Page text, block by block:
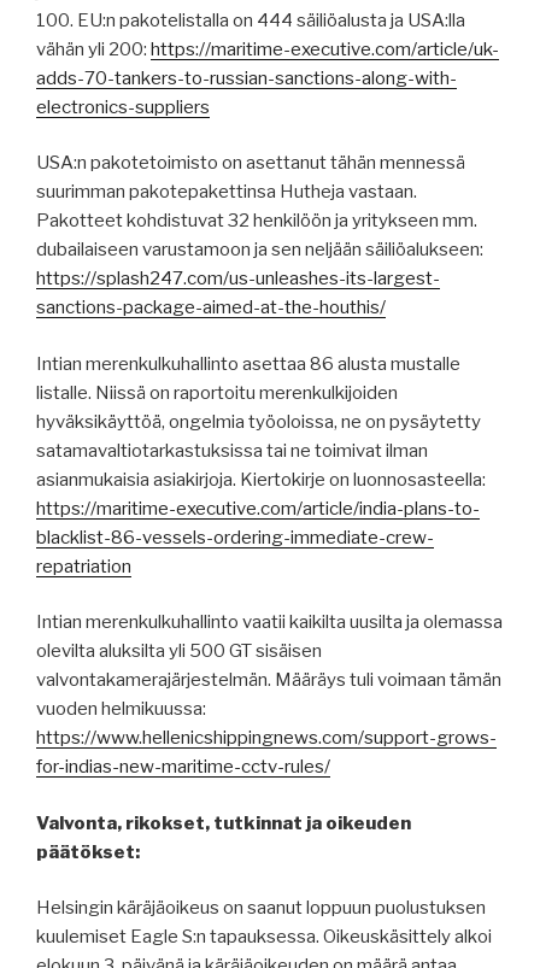
100. EU:n pakotelistalla on 444 säiliöalusta ja USA:lla
vähän yli 200: https://maritime-executive.com/article/uk-
adds-70-tankers-to-russian-sanctions-along-with-
electronics-suppliers
USA:n pakotetoimisto on asettanut tähän mennessä
suurimman pakotepakettinsa Hutheja vastaan.
Pakotteet kohdistuvat 32 henkilöön ja yritykseen mm.
dubailaiseen varustamoon ja sen neljään säiliöalukseen:
https://splash247.com/us-unleashes-its-largest-
sanctions-package-aimed-at-the-houthis/
Intian merenkulkuhallinto asettaa 86 alusta mustalle
listalle. Niissä on raportoitu merenkulkijoiden
hyväksikäyttöä, ongelmia työoloissa, ne on pysäytetty
satamavaltiotarkastuksissa tai ne toimivat ilman
asianmukaisia asiakirjoja. Kiertokirje on luonnosasteella:
https://maritime-executive.com/article/india-plans-to-
blacklist-86-vessels-ordering-immediate-crew-
repatriation
Intian merenkulkuhallinto vaatii kaikilta uusilta ja olemassa
olevilta aluksilta yli 500 GT sisäisen
valvontakamerajärjestelmän. Määräys tuli voimaan tämän
vuoden helmikuussa:
https://www.hellenicshippingnews.com/support-grows-
for-indias-new-maritime-cctv-rules/
Valvonta, rikokset, tutkinnat ja oikeuden
päätökset:
Helsingin käräjäoikeus on saanut loppuun puolustuksen
kuulemiset Eagle S:n tapauksessa. Oikeuskäsittely alkoi